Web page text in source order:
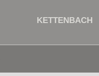
KETTENBACH